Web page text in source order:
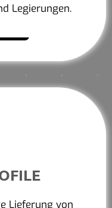
Legierungen.
Lieferung von